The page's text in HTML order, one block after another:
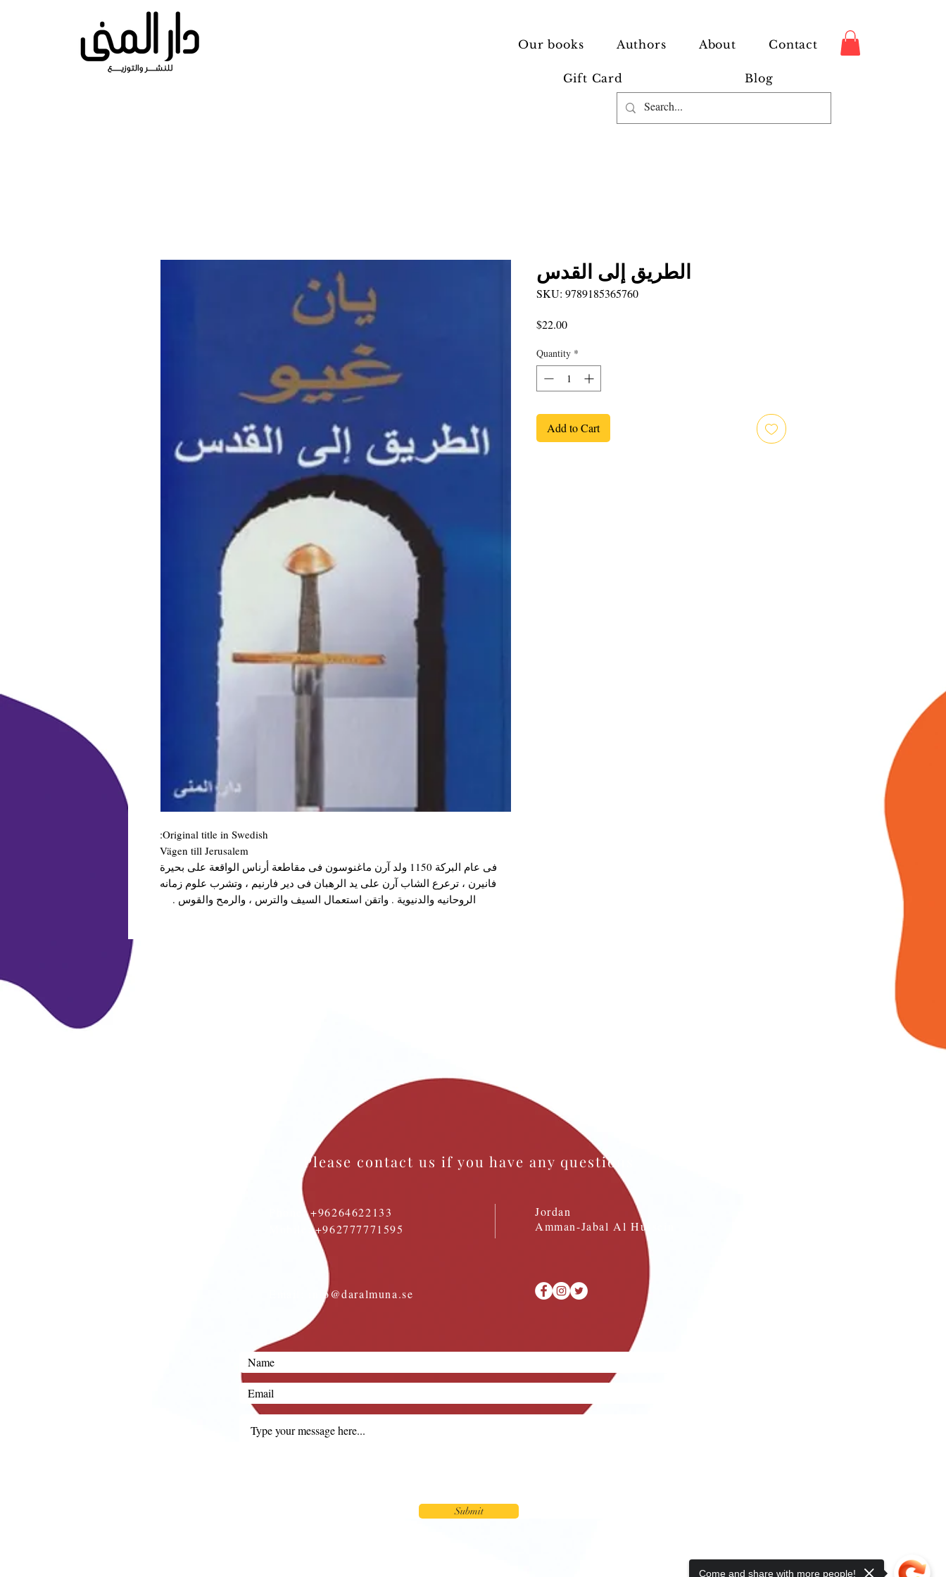
Our books Authors About Contact
Gift Card Blog
Original title in Swedish:
Vägen till Jerusalem
فى عام البركة 1150 ولد آرن ماغنوسون فى مقاطعة أرناس الواقعة على بحيرة
فانيرن ، ترعرع الشاب آرن على يد الرهبان فى دير فارنيم ، وتشرب علوم زمانه
الروحانيه والدنيوية . واتقن استعمال السيف والترس ، والرمح والقوس .
الطريق إلى القدس
SKU: 9789185365760
$22.00Price
Quantity *
Add to Cart
Please contact us if you have any questions
Phone:+96264622133
Mobile: +962777771595
Jordan
Amman-Jabal Al Hussein
info@daralmuna.se
Submit
Come and share with more people!